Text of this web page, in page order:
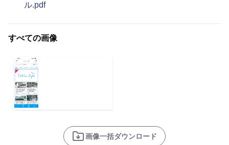
ル.pdf
すべての画像
画像一括ダウンロード